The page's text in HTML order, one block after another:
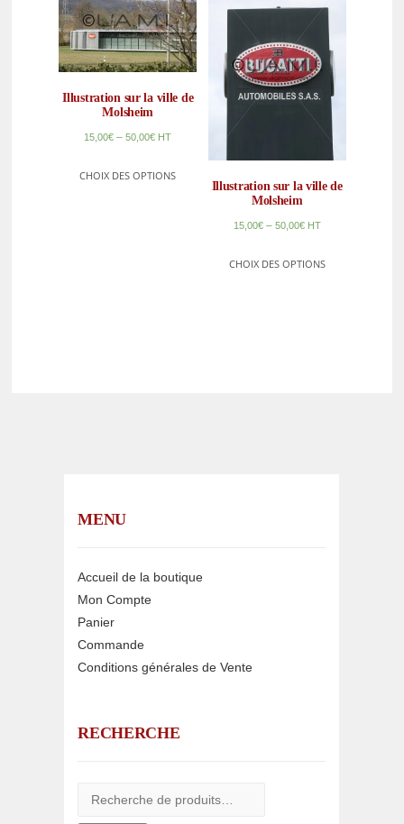
Illustration sur la ville de
Molsheim
15,00€ –50,00€ HT
CHOIX DES OPTIONS
Illustration sur la ville de
Molsheim
15,00€– 50,00€ HT
CHOIX DES OPTIONS
MENU
Accueil de la boutique
Mon Compte
Panier
Commande
Conditions générales de Vente
RECHERCHE